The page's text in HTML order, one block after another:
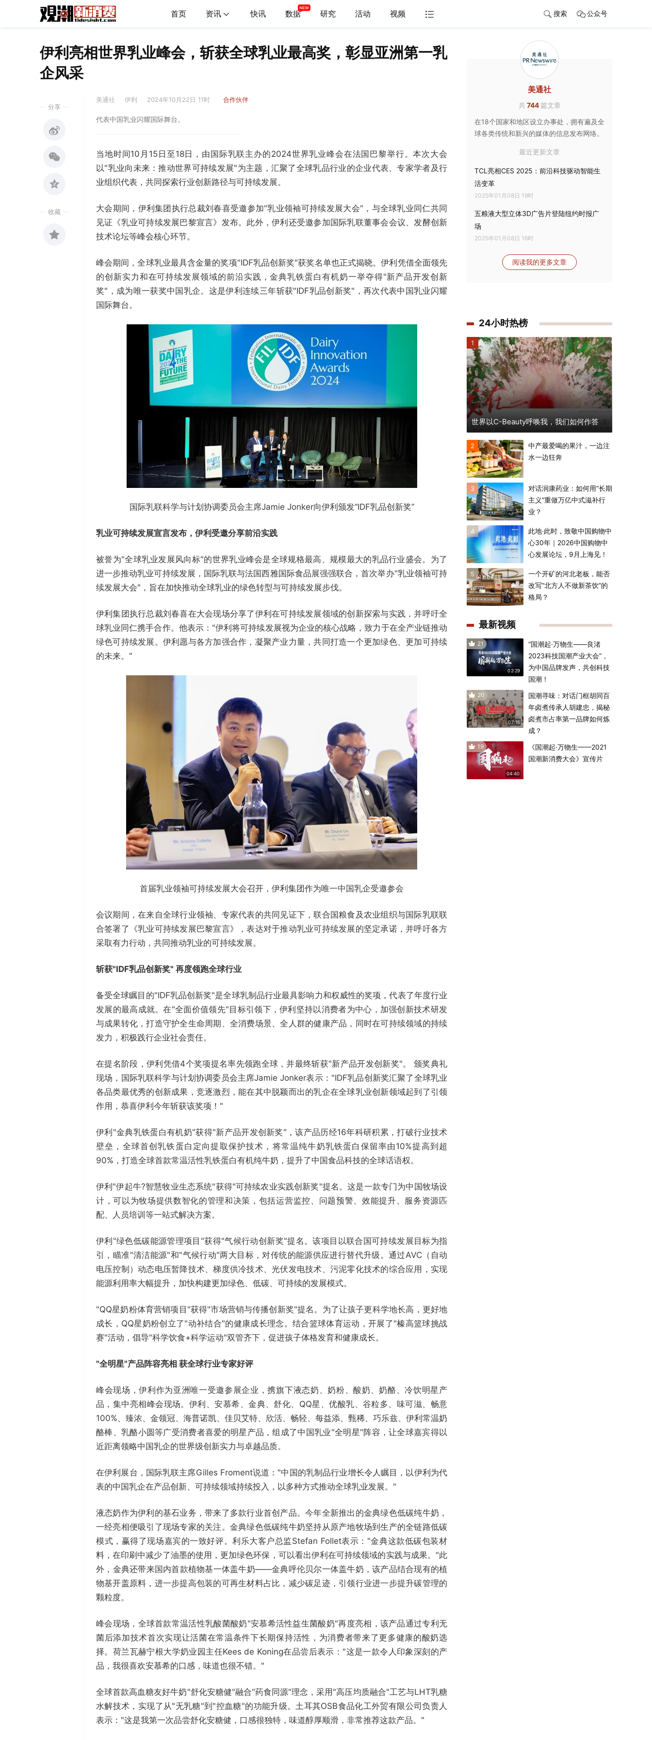
首页 资讯 快讯 数据 研究 活动 视频 搜索 公众号
伊利亮相世界乳业峰会，斩获全球乳业最高奖，彰显亚洲第一乳
企风采
分享
收藏
美通社 伊利 2024年10月22日 11时 合作伙伴
代表中国乳业闪耀国际舞台。
当地时间10月15日至18日，由国际乳联主办的2024世界乳业峰会在法国巴黎举行。本次大会
以"乳业向未来：推动世界可持续发展"为主题，汇聚了全球乳品行业的企业代表、专家学者及行
业组织代表，共同探索行业创新路径与可持续发展。
大会期间，伊利集团执行总裁刘春喜受邀参加"乳业领袖可持续发展大会"，与全球乳业同仁共同
见证《乳业可持续发展巴黎宣言》发布。此外，伊利还受邀参加国际乳联董事会会议、发酵创新
技术论坛等峰会核心环节。
峰会期间，全球乳业最具含金量的奖项"IDF乳品创新奖"获奖名单也正式揭晓。伊利凭借全面领先
的创新实力和在可持续发展领域的前沿实践，金典乳铁蛋白有机奶一举夺得"新产品开发创新
奖"，成为唯一获奖中国乳企。这是伊利连续三年斩获"IDF乳品创新奖"，再次代表中国乳业闪耀
国际舞台。
国际乳联科学与计划协调委员会主席Jamie Jonker向伊利颁发“IDF乳品创新奖”
乳业可持续发展宣言发布，伊利受邀分享前沿实践
被誉为"全球乳业发展风向标"的世界乳业峰会是全球规格最高、规模最大的乳品行业盛会。为了
进一步推动乳业可持续发展，国际乳联与法国西雅国际食品展强强联合，首次举办"乳业领袖可持
续发展大会"，旨在加快推动全球乳业的绿色转型与可持续发展步伐。
伊利集团执行总裁刘春喜在大会现场分享了伊利在可持续发展领域的创新探索与实践，并呼吁全
球乳业同仁携手合作。他表示："伊利将可持续发展视为企业的核心战略，致力于在全产业链推动
绿色可持续发展。伊利愿与各方加强合作，凝聚产业力量，共同打造一个更加绿色、更加可持续
的未来。"
首届乳业领袖可持续发展大会召开，伊利集团作为唯一中国乳企受邀参会
会议期间，在来自全球行业领袖、专家代表的共同见证下，联合国粮食及农业组织与国际乳联联
合签署了《乳业可持续发展巴黎宣言》，表达对于推动乳业可持续发展的坚定承诺，并呼吁各方
采取有力行动，共同推动乳业的可持续发展。
斩获"IDF乳品创新奖" 再度领跑全球行业
备受全球瞩目的"IDF乳品创新奖"是全球乳制品行业最具影响力和权威性的奖项，代表了年度行业
发展的最高成就。在"全面价值领先"目标引领下，伊利坚持以消费者为中心，加强创新技术研发
与成果转化，打造守护全生命周期、全消费场景、全人群的健康产品，同时在可持续领域的持续
发力，积极践行企业社会责任。
在提名阶段，伊利凭借4个奖项提名率先领跑全球，并最终斩获"新产品开发创新奖"。 颁奖典礼
现场，国际乳联科学与计划协调委员会主席Jamie Jonker表示："IDF乳品创新奖汇聚了全球乳业
各品类最优秀的创新成果，竞逐激烈，能在其中脱颖而出的乳企在全球乳业创新领域起到了引领
作用，恭喜伊利今年斩获该奖项！"
伊利"金典乳铁蛋白有机奶"获得"新产品开发创新奖"，该产品历经16年科研积累，打破行业技术
壁垒，全球首创乳铁蛋白定向提取保护技术，将常温纯牛奶乳铁蛋白保留率由10%提高到超
90%，打造全球首款常温活性乳铁蛋白有机纯牛奶，提升了中国食品科技的全球话语权。
伊利"伊起牛?智慧牧业生态系统"获得"可持续农业实践创新奖"提名。这是一款专门为中国牧场设
计，可以为牧场提供数智化的管理和决策，包括运营监控、问题预警、效能提升、服务资源匹
配、人员培训等一站式解决方案。
伊利"绿色低碳能源管理项目"获得"气候行动创新奖"提名。该项目以联合国可持续发展目标为指
引，瞄准"清洁能源"和"气候行动"两大目标，对传统的能源供应进行替代升级。通过AVC（自动
电压控制）动态电压暂降技术、梯度供冷技术、光伏发电技术、污泥零化技术的综合应用，实现
能源利用率大幅提升，加快构建更加绿色、低碳、可持续的发展模式。
"QQ星奶粉体育营销项目"获得"市场营销与传播创新奖"提名。为了让孩子更科学地长高，更好地
成长，QQ星奶粉创立了"动补结合"的健康成长理念。结合篮球体育运动，开展了"榛高篮球挑战
赛"活动，倡导"科学饮食+科学运动"双管齐下，促进孩子体格发育和健康成长。
"全明星"产品阵容亮相 获全球行业专家好评
峰会现场，伊利作为亚洲唯一受邀参展企业，携旗下液态奶、奶粉、酸奶、奶酪、冷饮明星产
品，集中亮相峰会现场。伊利、安慕希、金典、舒化、QQ星、优酸乳、谷粒多、味可滋、畅意
100%、臻浓、金领冠、海普诺凯、佳贝艾特、欣活、畅轻、每益添、甄稀、巧乐兹、伊利常温奶
酪棒、乳酪小圆等广受消费者喜爱的明星产品，组成了中国乳业"全明星"阵容，让全球嘉宾得以
近距离领略中国乳企的世界级创新实力与卓越品质。
在伊利展台，国际乳联主席Gilles Froment说道："中国的乳制品行业增长令人瞩目，以伊利为代
表的中国乳企在产品创新、可持续领域持续投入，以多种方式推动全球乳业发展。"
液态奶作为伊利的基石业务，带来了多款行业首创产品。今年全新推出的金典绿色低碳纯牛奶，
一经亮相便吸引了现场专家的关注。金典绿色低碳纯牛奶坚持从原产地牧场到生产的全链路低碳
模式，赢得了现场嘉宾的一致好评。利乐大客户总监Stefan Follet表示："金典这款低碳包装材
料，在印刷中减少了油墨的使用，更加绿色环保，可以看出伊利在可持续领域的实践与成果。"此
外，金典还带来国内首款植物基一体盖牛奶——金典呼伦贝尔一体盖牛奶，该产品结合现有的植
物基开盖原料，进一步提高包装的可再生材料占比，减少碳足迹，引领行业进一步提升碳管理的
颗粒度。
峰会现场，全球首款常温活性乳酸菌酸奶"安慕希活性益生菌酸奶"再度亮相，该产品通过专利无
菌后添加技术首次实现让活菌在常温条件下长期保持活性，为消费者带来了更多健康的酸奶选
择。荷兰瓦赫宁根大学奶业园主任Kees de Koning在品尝后表示："这是一款令人印象深刻的产
品，我很喜欢安慕希的口感，味道也很不错。"
全球首款高血糖友好牛奶"舒化安糖健"融合"药食同源"理念，采用"高压均质融合"工艺与LHT乳糖
水解技术，实现了从"无乳糖"到"控血糖"的功能升级。土耳其OSB食品化工外贸有限公司负责人
表示："这是我第一次品尝舒化安糖健，口感很独特，味道醇厚顺滑，非常推荐这款产品。"
美通社
共 744 篇文章
在18个国家和地区设立办事处，拥有遍及全
球各类传统和新兴的媒体的信息发布网络。
最近更新文章
TCL亮相CES 2025：前沿科技驱动智能生
活变革
2025年01月08日 19时
五粮液大型立体3D广告片登陆纽约时报广
场
2025年01月08日 16时
阅读我的更多文章
24小时热榜
1
世界以C-Beauty呼唤我，我们如何作答
2
中产最爱喝的果汁，一边注
水一边狂奔
3
对话润康药业：如何用“长期
主义”重做万亿中式滋补行
业？
4
此地·此时，致敬中国购物中
心30年｜2026中国购物中
心发展论坛，9月上海见！
5
一个开矿的河北老板，能否
改写“北方人不做新茶饮”的
格局？
最新视频
21
02:29
“国潮起·万物生——良渚
2023科技国潮产业大会”，
为中国品牌发声，共创科技
国潮！
20
07:16
国潮寻味：对话门框胡同百
年卤煮传承人胡建忠，揭秘
卤煮市占率第一品牌如何炼
成？
19
04:40
《国潮起·万物生——2021
国潮新消费大会》宣传片